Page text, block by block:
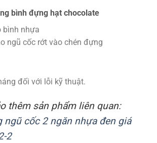
bình đựng hạt chocolate
bình nhựa
ngũ cốc rớt vào chén đựng
đối với lỗi kỹ thuật.
thêm sản phẩm liên quan:
ngũ cốc 2 ngăn nhựa đen giá
2